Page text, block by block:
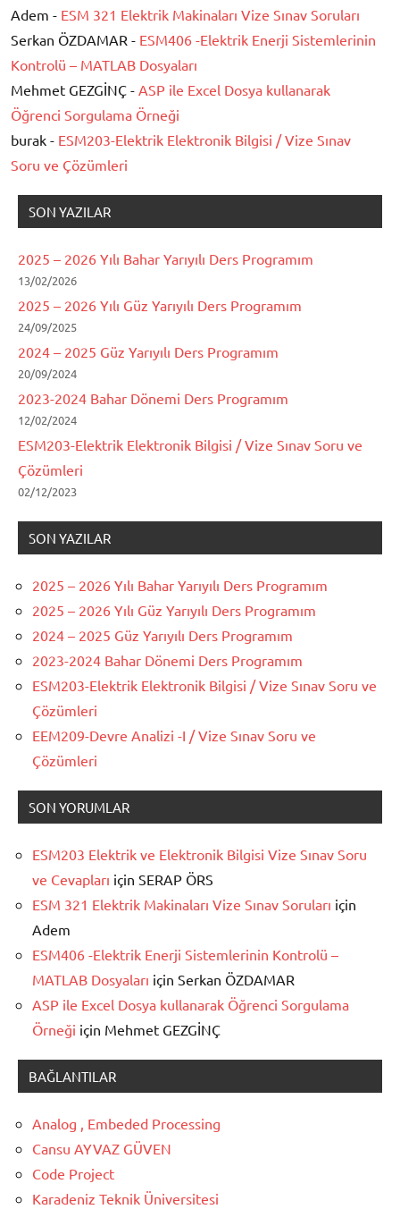
Adem - ESM 321 Elektrik Makinaları Vize Sınav Soruları
Serkan ÖZDAMAR - ESM406 -Elektrik Enerji Sistemlerinin
Kontrolü – MATLAB Dosyaları
Mehmet GEZGİNÇ - ASP ile Excel Dosya kullanarak
Öğrenci Sorgulama Örneği
burak - ESM203-Elektrik Elektronik Bilgisi / Vize Sınav
Soru ve Çözümleri
SON YAZILAR
2025 – 2026 Yılı Bahar Yarıyılı Ders Programım
13/02/2026
2025 – 2026 Yılı Güz Yarıyılı Ders Programım
24/09/2025
2024 – 2025 Güz Yarıyılı Ders Programım
20/09/2024
2023-2024 Bahar Dönemi Ders Programım
12/02/2024
ESM203-Elektrik Elektronik Bilgisi / Vize Sınav Soru ve
Çözümleri
02/12/2023
SON YAZILAR
2025 – 2026 Yılı Bahar Yarıyılı Ders Programım
2025 – 2026 Yılı Güz Yarıyılı Ders Programım
2024 – 2025 Güz Yarıyılı Ders Programım
2023-2024 Bahar Dönemi Ders Programım
ESM203-Elektrik Elektronik Bilgisi / Vize Sınav Soru ve
Çözümleri
EEM209-Devre Analizi -I / Vize Sınav Soru ve
Çözümleri
SON YORUMLAR
ESM203 Elektrik ve Elektronik Bilgisi Vize Sınav Soru
ve Cevapları için SERAP ÖRS
ESM 321 Elektrik Makinaları Vize Sınav Soruları için
Adem
ESM406 -Elektrik Enerji Sistemlerinin Kontrolü –
MATLAB Dosyaları için Serkan ÖZDAMAR
ASP ile Excel Dosya kullanarak Öğrenci Sorgulama
Örneği için Mehmet GEZGİNÇ
BAĞLANTILAR
Analog , Embeded Processing
Cansu AYVAZ GÜVEN
Code Project
Karadeniz Teknik Üniversitesi